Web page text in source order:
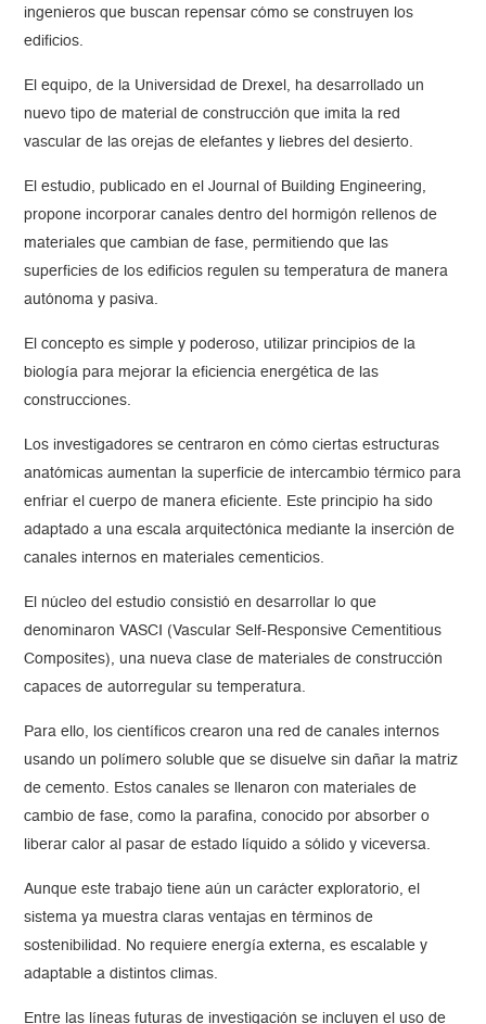
ingenieros que buscan repensar cómo se construyen los
edificios.
El equipo, de la Universidad de Drexel, ha desarrollado un
nuevo tipo de material de construcción que imita la red
vascular de las orejas de elefantes y liebres del desierto.
El estudio, publicado en el Journal of Building Engineering,
propone incorporar canales dentro del hormigón rellenos de
materiales que cambian de fase, permitiendo que las
superficies de los edificios regulen su temperatura de manera
autónoma y pasiva.
El concepto es simple y poderoso, utilizar principios de la
biología para mejorar la eficiencia energética de las
construcciones.
Los investigadores se centraron en cómo ciertas estructuras
anatómicas aumentan la superficie de intercambio térmico para
enfriar el cuerpo de manera eficiente. Este principio ha sido
adaptado a una escala arquitectónica mediante la inserción de
canales internos en materiales cementicios.
El núcleo del estudio consistió en desarrollar lo que
denominaron VASCI (Vascular Self-Responsive Cementitious
Composites), una nueva clase de materiales de construcción
capaces de autorregular su temperatura.
Para ello, los científicos crearon una red de canales internos
usando un polímero soluble que se disuelve sin dañar la matriz
de cemento. Estos canales se llenaron con materiales de
cambio de fase, como la parafina, conocido por absorber o
liberar calor al pasar de estado líquido a sólido y viceversa.
Aunque este trabajo tiene aún un carácter exploratorio, el
sistema ya muestra claras ventajas en términos de
sostenibilidad. No requiere energía externa, es escalable y
adaptable a distintos climas.
Entre las líneas futuras de investigación se incluyen el uso de